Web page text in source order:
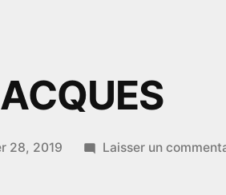
28, 2019 Laisser un